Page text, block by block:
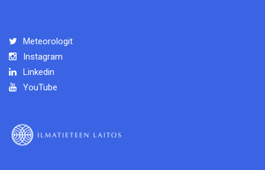
Meteorologit
Instagram
Linkedin
YouTube